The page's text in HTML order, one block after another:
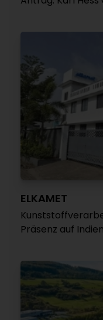
ELKAMET
Präsenz auf Indien